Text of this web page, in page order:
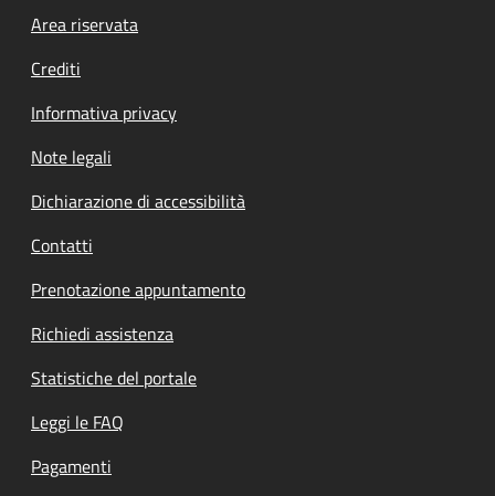
Footer menu
Area riservata
Crediti
Informativa privacy
Note legali
Dichiarazione di accessibilità
Contatti
Prenotazione appuntamento
Richiedi assistenza
Statistiche del portale
Leggi le FAQ
Pagamenti